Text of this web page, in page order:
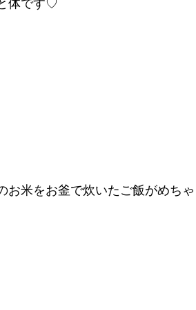
米をお釜で炊いたご飯がめち